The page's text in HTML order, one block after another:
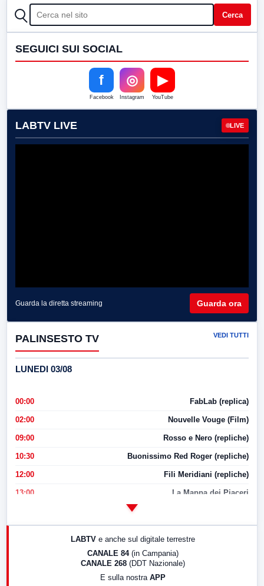
CERCA Cerca
SEGUICI SUI SOCIAL
f
Facebook
◎
Instagram
▶
YouTube
LABTV LIVE LIVE
Guarda la diretta streaming Guarda ora
PALINSESTO TV VEDI TUTTI
LUNEDI 03/08
00:00 FabLab (replica)
02:00 Nouvelle Vouge (Film)
09:00 Rosso e Nero (repliche)
10:30 Buonissimo Red Roger (repliche)
12:00 Fili Meridiani (repliche)
13:00 La Mappa dei Piaceri
LABTV e anche sul digitale terrestre
CANALE 84 (in Campania)
CANALE 268 (DDT Nazionale)
E sulla nostra APP